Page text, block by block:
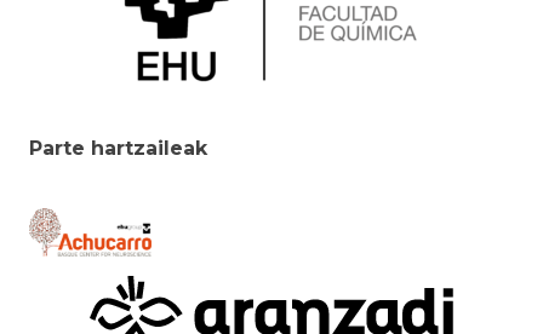
Parte hartzaileak